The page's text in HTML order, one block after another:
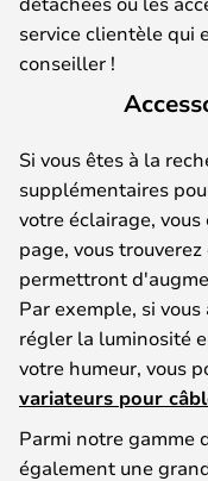
service clientèle qui
conseiller !
Si vous êtes à la
supplémentaires
votre éclairage,
page, vous
permettront
Par exemple, si
régler la luminosité
votre humeur, vous
variateurs pour
Parmi notre gamme
également une